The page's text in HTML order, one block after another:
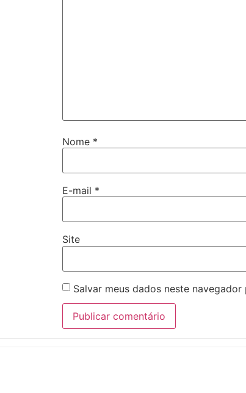
Nome *
E-mail *
Site
Salvar meus dados neste